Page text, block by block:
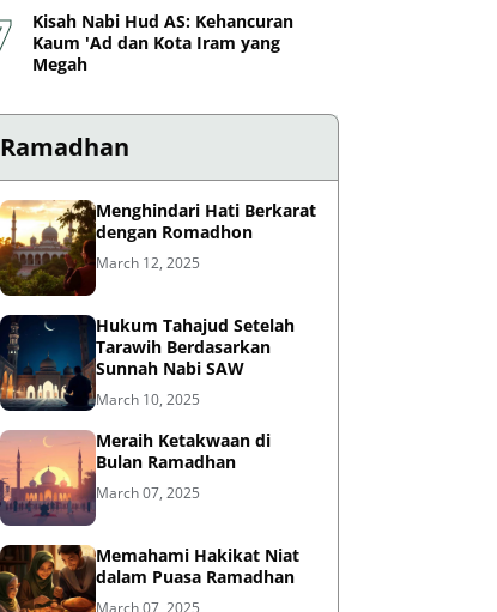
Kisah Nabi Hud AS: Kehancuran
Kaum 'Ad dan Kota Iram yang
Megah
Ramadhan
Menghindari Hati Berkarat
dengan Romadhon
March 12, 2025
Hukum Tahajud Setelah
Tarawih Berdasarkan
Sunnah Nabi SAW
March 10, 2025
Meraih Ketakwaan di
Bulan Ramadhan
March 07, 2025
Memahami Hakikat Niat
dalam Puasa Ramadhan
March 07, 2025